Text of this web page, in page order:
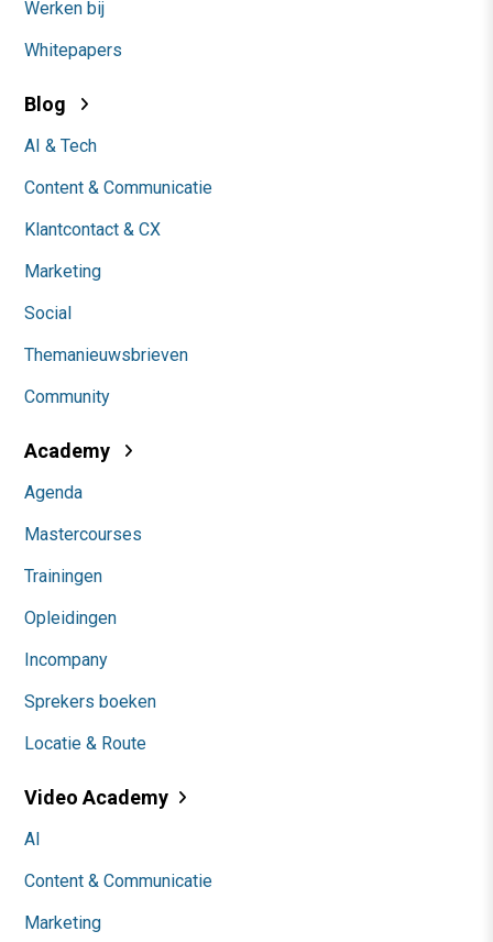
Werken bij
Whitepapers
Blog
AI & Tech
Content & Communicatie
Klantcontact & CX
Marketing
Social
Themanieuwsbrieven
Community
Academy
Agenda
Mastercourses
Trainingen
Opleidingen
Incompany
Sprekers boeken
Locatie & Route
Video Academy
AI
Content & Communicatie
Marketing